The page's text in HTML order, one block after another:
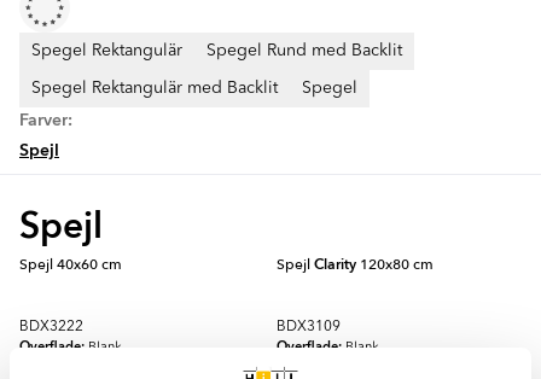
Spegel Rektangulär Spegel Rund med Backlit
Spegel Rektangulär med Backlit Spegel
Farver:
Spejl
Spejl
Spejl 40x60 cm
BDX3222
Overflade: Blank
SpejlClarity 120x80 cm
BDX3109
Overflade: Blank
Materiale: